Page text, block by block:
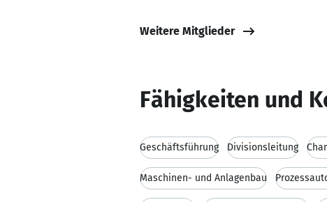
Weitere Mitglieder
Fähigkeiten und
Geschäftsführung Divisionsleitung
Maschinen- und Anlagenbau